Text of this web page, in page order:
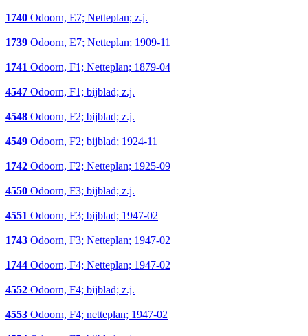
1740 Odoorn, E7; Netteplan; z.j.
1739 Odoorn, E7; Netteplan; 1909-11
1741 Odoorn, F1; Netteplan; 1879-04
4547 Odoorn, F1; bijblad; z.j.
4548 Odoorn, F2; bijblad; z.j.
4549 Odoorn, F2; bijblad; 1924-11
1742 Odoorn, F2; Netteplan; 1925-09
4550 Odoorn, F3; bijblad; z.j.
4551 Odoorn, F3; bijblad; 1947-02
1743 Odoorn, F3; Netteplan; 1947-02
1744 Odoorn, F4; Netteplan; 1947-02
4552 Odoorn, F4; bijblad; z.j.
4553 Odoorn, F4; netteplan; 1947-02